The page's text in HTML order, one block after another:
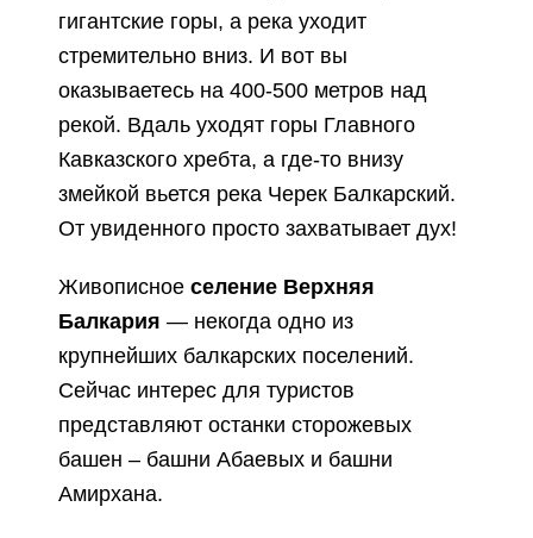
гигантские горы, а река уходит
стремительно вниз. И вот вы
оказываетесь на 400-500 метров над
рекой. Вдаль уходят горы Главного
Кавказского хребта, а где-то внизу
змейкой вьется река Черек Балкарский.
От увиденного просто захватывает дух!
Живописное селение Верхняя
Балкария — некогда одно из
крупнейших балкарских поселений.
Сейчас интерес для туристов
представляют останки сторожевых
башен – башни Абаевых и башни
Амирхана.